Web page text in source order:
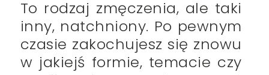
To rodzaj zmęczenia, ale taki
inny, natchniony. Po pewnym
czasie zakochujesz się znowu
w jakiejś formie, temacie czy